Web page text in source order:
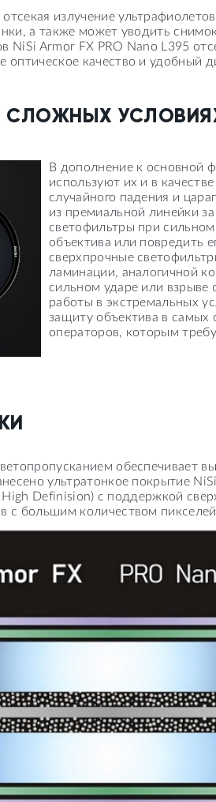
излучение
а также может уводить
NiSi Armor FX PRO Nano L395
оптическое качество и удобный
В дополнение к основной
используют их и в
случайного падения и
из премиальной линейки
светофильтры при
объектива или повредить
сверхпрочные
ламинации, аналогичной
сильном ударе или взрыве
работы в экстремальных
защиту объектива в
операторов, которым
обеспечивает
ультратонкое покрытие
Definision) с поддержкой
с большим количеством